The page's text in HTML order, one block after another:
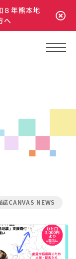
８年熊本地
へ
誌CANVAS NEWS